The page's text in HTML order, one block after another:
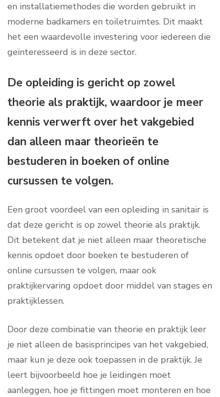
en installatiemethodes die worden gebruikt in
moderne badkamers en toiletruimtes. Dit maakt
het een waardevolle investering voor iedereen die
geïnteresseerd is in deze sector.
De opleiding is gericht op zowel
theorie als praktijk, waardoor je meer
kennis verwerft over het vakgebied
dan alleen maar theorieën te
bestuderen in boeken of online
cursussen te volgen.
Een groot voordeel van een opleiding in sanitair is
dat deze gericht is op zowel theorie als praktijk.
Dit betekent dat je niet alleen maar theoretische
kennis opdoet door boeken te bestuderen of
online cursussen te volgen, maar ook
praktijkervaring opdoet door middel van stages en
praktijklessen.
Door deze combinatie van theorie en praktijk leer
je niet alleen de basisprincipes van het vakgebied,
maar kun je deze ook toepassen in de praktijk. Je
leert bijvoorbeeld hoe je leidingen moet
aanleggen, hoe je fittingen moet monteren en hoe